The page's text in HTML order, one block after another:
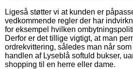
Ligeså støtter vi at kunden er
vedkommende regler der har
for eksempel hvilken
Derfor er det tillige vigtigt, at man
ordrekvittering, således man når
handlen af Lyseblå softuld bukser,
shopping til en herre eller dame.